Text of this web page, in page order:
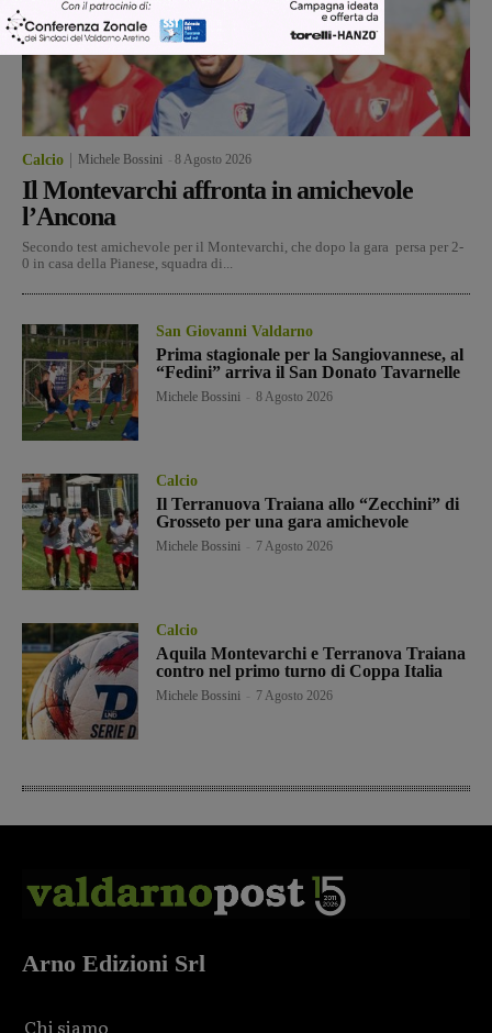
Calcio Michele Bossini 8 Agosto 2026
Il Montevarchi affronta in amichevole
l’Ancona
Secondo test amichevole per il Montevarchi, che dopo la gara persa per 2-
0 in casa della Pianese, squadra di...
San Giovanni Valdarno
Prima stagionale per la Sangiovannese, al
“Fedini” arriva il San Donato Tavarnelle
Michele Bossini 8 Agosto 2026
Calcio
Il Terranuova Traiana allo “Zecchini” di
Grosseto per una gara amichevole
Michele Bossini 7 Agosto 2026
Calcio
Aquila Montevarchi e Terranova Traiana
contro nel primo turno di Coppa Italia
Michele Bossini 7 Agosto 2026
Arno Edizioni Srl
Chi siamo